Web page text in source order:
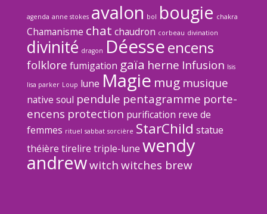
agenda anne stokes avalon bol bougie chakra
Chamanisme chat chaudron corbeau divination
divinité dragon Déesseencens
folklore fumigation gaïa herne Infusion Isis
lisa parker Loup lune Magie mug musique
native soul pendule pentagramme porte-
encens protection purification reve de
femmes rituel sabbat sorcière StarChild statue
théière tirelire triple-lune wendy
andrewwitch witches brew